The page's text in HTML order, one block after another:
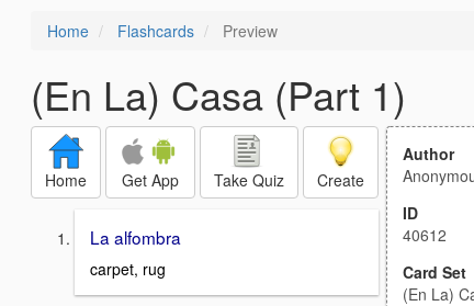
Home Flashcards Preview
(En La) Casa (Part 1)
Home Get App Take Quiz Create
La alfombra
carpet, rug
Author
ID
40612
Card Set
(En La)